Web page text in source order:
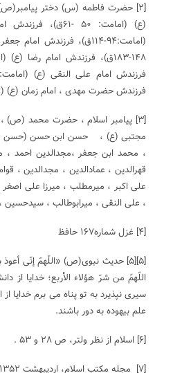
فرزندش‌ حضرت‌ مهدی ، امام‌ زمان‌ (ع‌) (امامت‌: از
[۳] پیامبر اسلام ، حضرت محمد
مجتبی (ع) ، حسن ابن حسن (حسن
، محمد ابن جعفر ،مجدالدین احمد ،
قهرالدین ، عمادالدین ، مجدالدین ،
علی اکبر ، میرمطلب ، میرزا علی
، علی النقی ، میرابوطالب ،
[۴] غزل شماره۱۶۷ حافظ
[۵][۵] حديث نبوی(ص) «اللّهمّ إنّی
اللّهمّ من شرّ هؤلاء الأربع؛ خدایا
سیرى نپذیرد به تو پناه می برم خدایا
علم بيهوده به دور باشند.
[۶] اسلام از نظر ولتر، ص ۲۸ و ۵۳ .
[۷] مجله مکتب اسلام، اردیبهشت ۱۳۵۲، ص ۶۹ .